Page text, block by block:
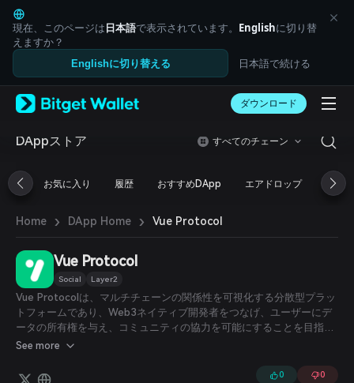
English
日本語
Tiếng Việt
Русский
Español (Latinoamérica)
Italiano
Deutsch
繁體中文
Português (Portugal)
ภาษาไทย
العربية
हिन्दी
Español
Português (Brasil)
Español (Argentina)
現在、このページは日本語で表示されています。 Englishに切り替
えますか？
Englishに切り替える 日本語で続ける
ダウンロード
DAppストア すべてのチェーン
お気に入り 履歴 おすすめDApp エアドロップ DeFi
Home › DApp Home › Vue Protocol
Vue Protocol
Social Layer2
Vue Protocolは、マルチチェーンの関係性を可視化する分散型プラッ
トフォームであり、Web3ネイティブ開発者をつなげ、ユーザーにデ
ータの所有権を与え、コミュニティの協力を可能にすることを目指し
ています。
See more
0 0